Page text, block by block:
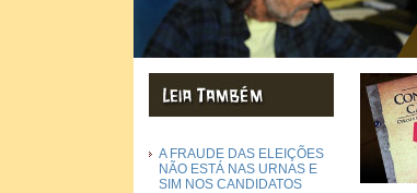
A FRAUDE DAS ELEIÇÕES
NÃO ESTÁ NAS URNAS E
SIM NOS CANDIDATOS